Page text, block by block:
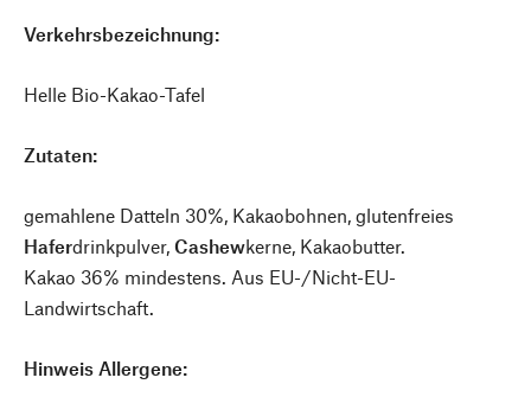
Verkehrsbezeichnung:
Helle Bio-Kakao-Tafel
Zutaten:
gemahlene Datteln 30%, Kakaobohnen, glutenfreies
Haferdrinkpulver, Cashewkerne, Kakaobutter.
Kakao 36% mindestens. Aus EU-/Nicht-EU-
Landwirtschaft.
Hinweis Allergene: